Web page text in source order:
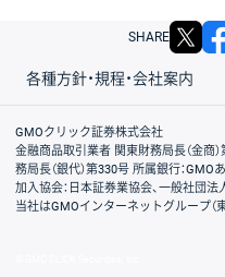
SHARE
各種方針・規程・会社案内
取引規程・約款
サイトマップ
その他のご案内
個人情報保護方針
最良執行方針
サイトのご利用について
ディスクレイマー
信託保全
リスク説明
会社案内
GMOクリック証券株式会社
金融商品取引業者 関東財務局長（金商
務局長（銀代）第330号 所属銀行：
加入協会：日本証券業協会、一般社団
当社はGMOインターネットグループ（